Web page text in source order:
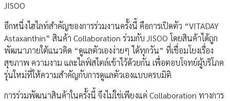
JISOO
อีกหนึ่งไฮไลท์สำคัญของการร่วมงานครั้งนี้ คือการเปิดตัว “VITADAY
Astaxanthin” สินค้า Collaboration ร่วมกับ JISOO โดยสินค้าได้ถูก
พัฒนาภายใต้แนวคิด “ดูแลตัวเองง่ายๆ ได้ทุกวัน” ที่เชื่อมโยงเรื่อง
สุขภาพ ความงาม และไลฟ์สไตล์เข้าไว้ด้วยกัน เพื่อตอบโจทย์ผู้บริโภค
รุ่นใหม่ที่ให้ความสำคัญกับการดูแลตัวเองแบบครบมิติ
การร่วมพัฒนาสินค้าในครั้งนี้ จึงไม่ใช่เพียงแค่ Collaboration ทางการ